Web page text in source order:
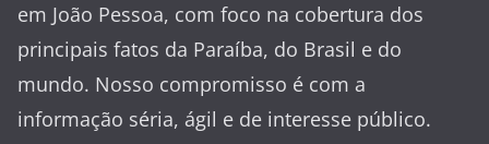
em João Pessoa, com foco na cobertura dos
principais fatos da Paraíba, do Brasil e do
mundo. Nosso compromisso é com a
informação séria, ágil e de interesse público.